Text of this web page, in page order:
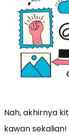
Nah, akhirnya
kawan